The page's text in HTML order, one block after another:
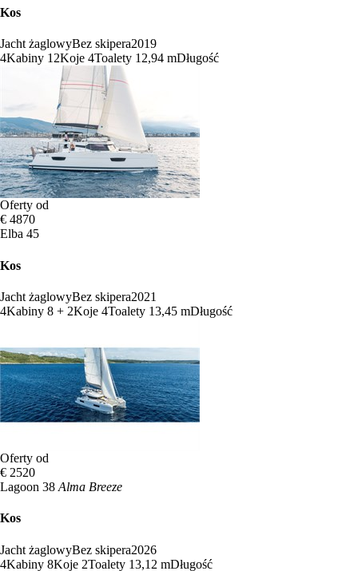
Kos
Jacht żaglowyBez skipera2019
4Kabiny 12Koje 4Toalety 12,94 mDługość
Oferty od
€ 4870
Elba 45
Kos
Jacht żaglowyBez skipera2021
4Kabiny 8 + 2Koje 4Toalety 13,45 mDługość
Oferty od
€ 2520
Lagoon 38 Alma Breeze
Kos
Jacht żaglowyBez skipera2026
4Kabiny 8Koje 2Toalety 13,12 mDługość